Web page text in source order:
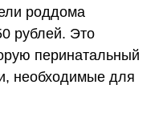
роддома
рублей. Это
перинатальный
необходимые для